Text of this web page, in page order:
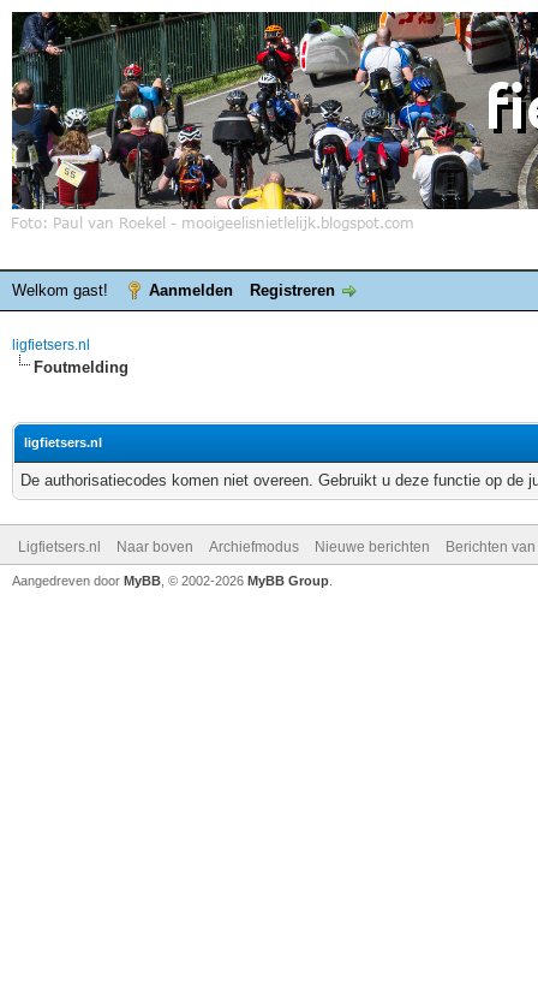
Welkom gast! Aanmelden Registreren
ligfietsers.nl
Foutmelding
ligfietsers.nl
De authorisatiecodes komen niet overeen. Gebruikt u deze functie op de
Ligfietsers.nl Naar boven Archiefmodus Nieuwe berichten Berichten
Aangedreven door MyBB , © 2002-2026 MyBB Group